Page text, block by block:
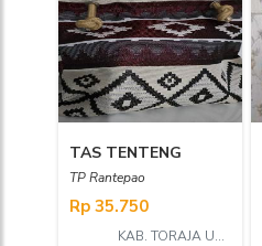
TAS TENTENG
TP Rantepao
Rp 35.750
KAB. TORAJA UTARA